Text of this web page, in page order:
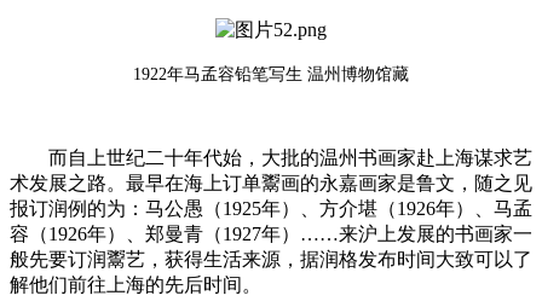
1922年马孟容铅笔写生 温州博物馆藏
而自上世纪二十年代始，大批的温州书画家赴上海谋求艺
术发展之路。最早在海上订单鬻画的永嘉画家是鲁文，随之见
报订润例的为：马公愚（1925年）、方介堪（1926年）、马孟
容（1926年）、郑曼青（1927年）……来沪上发展的书画家一
般先要订润鬻艺，获得生活来源，据润格发布时间大致可以了
解他们前往上海的先后时间。